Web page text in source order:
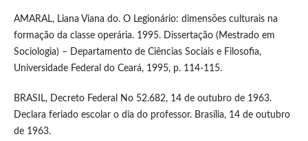
AMARAL, Liana Viana do. O Legionário: dimensões culturais na
formação da classe operária. 1995. Dissertação (Mestrado em
Sociologia) – Departamento de Ciências Sociais e Filosofia,
Universidade Federal do Ceará, 1995, p. 114-115.
BRASIL, Decreto Federal No 52.682, 14 de outubro de 1963.
Declara feriado escolar o dia do professor. Brasília, 14 de outubro
de 1963.